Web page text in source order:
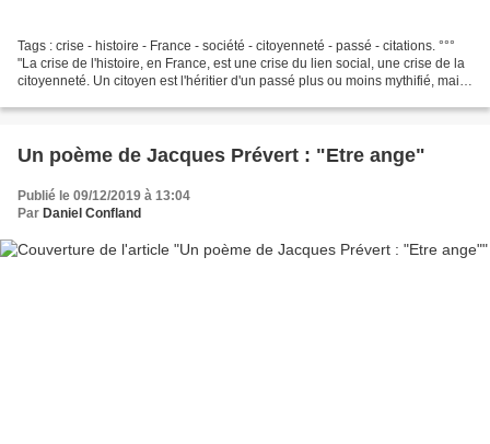
Tags : crise - histoire - France - société - citoyenneté - passé - citations. °°°
"La crise de l'histoire, en France, est une crise du lien social, une crise de la
citoyenneté. Un citoyen est l'héritier d'un passé plus ou moins mythifié, mais
Un poème de Jacques Prévert : "Etre ange"
Publié le 09/12/2019 à 13:04
Par Daniel Confland